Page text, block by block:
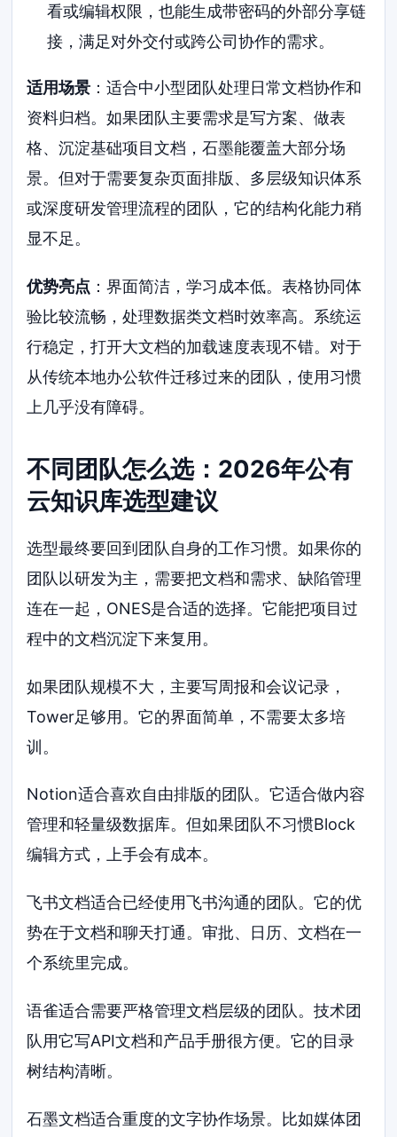
看或编辑权限，也能生成带密码的外部分享链
接，满足对外交付或跨公司协作的需求。
适用场景 ：适合中小型团队处理日常文档协作和
资料归档。如果团队主要需求是写方案、做表
格、沉淀基础项目文档，石墨能覆盖大部分场
景。但对于需要复杂页面排版、多层级知识体系
或深度研发管理流程的团队，它的结构化能力稍
显不足。
优势亮点 ：界面简洁，学习成本低。表格协同体
验比较流畅，处理数据类文档时效率高。系统运
行稳定，打开大文档的加载速度表现不错。对于
从传统本地办公软件迁移过来的团队，使用习惯
上几乎没有障碍。
不同团队怎么选：2026年公有
云知识库选型建议
选型最终要回到团队自身的工作习惯。如果你的
团队以研发为主，需要把文档和需求、缺陷管理
连在一起，ONES是合适的选择。它能把项目过
程中的文档沉淀下来复用。
如果团队规模不大，主要写周报和会议记录，
Tower足够用。它的界面简单，不需要太多培
训。
Notion适合喜欢自由排版的团队。它适合做内容
管理和轻量级数据库。但如果团队不习惯Block
编辑方式，上手会有成本。
飞书文档适合已经使用飞书沟通的团队。它的优
势在于文档和聊天打通。审批、日历、文档在一
个系统里完成。
语雀适合需要严格管理文档层级的团队。技术团
队用它写API文档和产品手册很方便。它的目录
树结构清晰。
石墨文档适合重度的文字协作场景。比如媒体团